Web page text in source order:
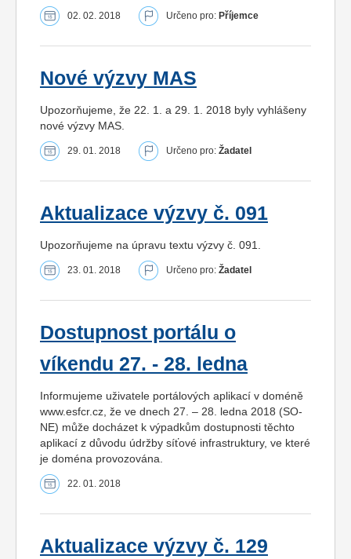
02. 02. 2018 Určeno pro: Příjemce
Nové výzvy MAS
Upozorňujeme, že 22. 1. a 29. 1. 2018 byly vyhlášeny
nové výzvy MAS.
29. 01. 2018 Určeno pro: Žadatel
Aktualizace výzvy č. 091
Upozorňujeme na úpravu textu výzvy č. 091.
23. 01. 2018 Určeno pro: Žadatel
Dostupnost portálu o
víkendu 27. - 28. ledna
Informujeme uživatele portálových aplikací v doméně
www.esfcr.cz, že ve dnech 27. – 28. ledna 2018 (SO-
NE) může docházet k výpadkům dostupnosti těchto
aplikací z důvodu údržby síťové infrastruktury, ve které
je doména provozována.
22. 01. 2018
Aktualizace výzvy č. 129